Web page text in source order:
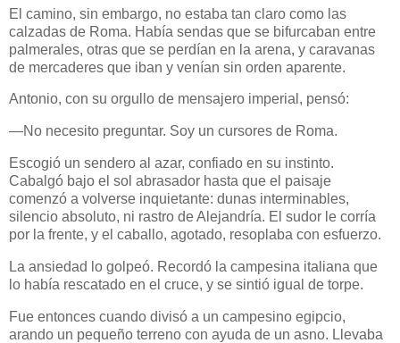
El camino, sin embargo, no estaba tan claro como las
calzadas de Roma. Había sendas que se bifurcaban entre
palmerales, otras que se perdían en la arena, y caravanas
de mercaderes que iban y venían sin orden aparente.
Antonio, con su orgullo de mensajero imperial, pensó:
—No necesito preguntar. Soy un cursores de Roma.
Escogió un sendero al azar, confiado en su instinto.
Cabalgó bajo el sol abrasador hasta que el paisaje
comenzó a volverse inquietante: dunas interminables,
silencio absoluto, ni rastro de Alejandría. El sudor le corría
por la frente, y el caballo, agotado, resoplaba con esfuerzo.
La ansiedad lo golpeó. Recordó la campesina italiana que
lo había rescatado en el cruce, y se sintió igual de torpe.
Fue entonces cuando divisó a un campesino egipcio,
arando un pequeño terreno con ayuda de un asno. Llevaba